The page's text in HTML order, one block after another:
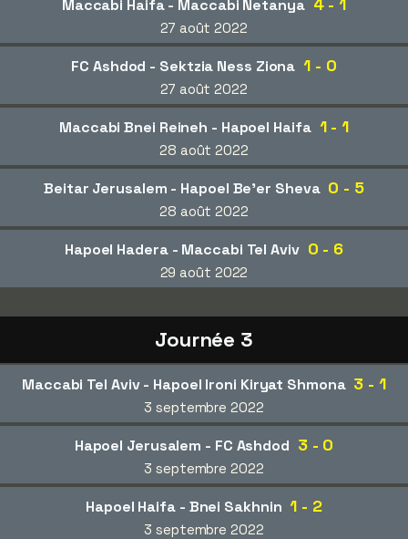
Maccabi Haifa - Maccabi Netanya
27 août 2022
FC Ashdod - Sektzia Ness Ziona 1 - 0
27 août 2022
Maccabi Bnei Reineh - Hapoel Haifa 1 - 1
28 août 2022
Beitar Jerusalem - Hapoel Be'er Sheva 0 - 5
28 août 2022
Hapoel Hadera - Maccabi Tel Aviv 0 - 6
29 août 2022
Journée 3
Maccabi Tel Aviv - Hapoel Ironi Kiryat Shmona 3 - 1
3 septembre 2022
Hapoel Jerusalem - FC Ashdod 3 - 0
3 septembre 2022
Hapoel Haifa - Bnei Sakhnin 1 - 2
3 septembre 2022